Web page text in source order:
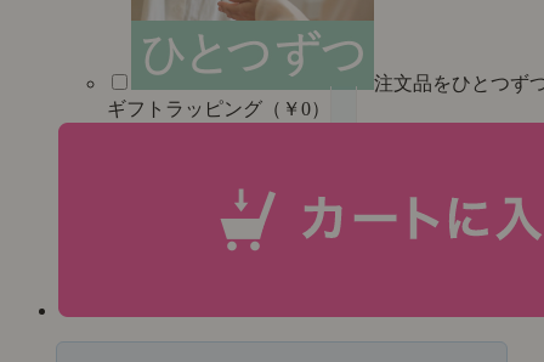
注文品をひとつず
ギフトラッピング（￥0）